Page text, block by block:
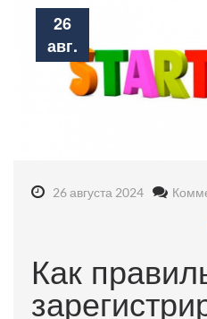
26
авг.
26 августа 2024
Как